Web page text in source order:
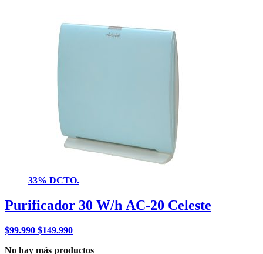
33% DCTO.
Purificador 30 W/h AC-20 Celeste
$99.990 $149.990
No hay más productos